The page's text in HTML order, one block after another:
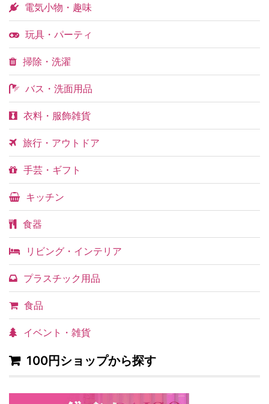
電気小物・趣味
玩具・パーティ
掃除・洗濯
バス・洗面用品
衣料・服飾雑貨
旅行・アウトドア
手芸・ギフト
キッチン
食器
リビング・インテリア
プラスチック用品
食品
イベント・雑貨
100円ショップから探す